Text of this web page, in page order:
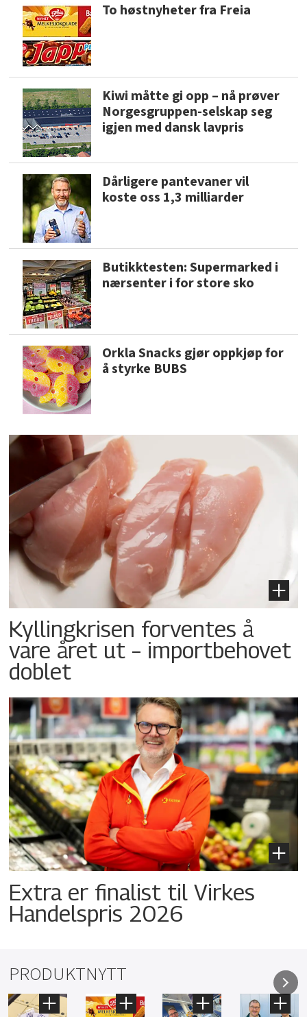
To høstnyheter fra Freia
Kiwi måtte gi opp – nå prøver
Norgesgruppen-selskap seg
igjen med dansk lavpris
Dårligere pantevaner vil
koste oss 1,3 milliarder
Butikktesten: Supermarked i
nærsenter i for store sko
Orkla Snacks gjør oppkjøp for
å styrke BUBS
Kyllingkrisen forventes å
vare året ut – importbehovet
doblet
Extra er finalist til Virkes
Handelspris 2026
PRODUKTNYTT